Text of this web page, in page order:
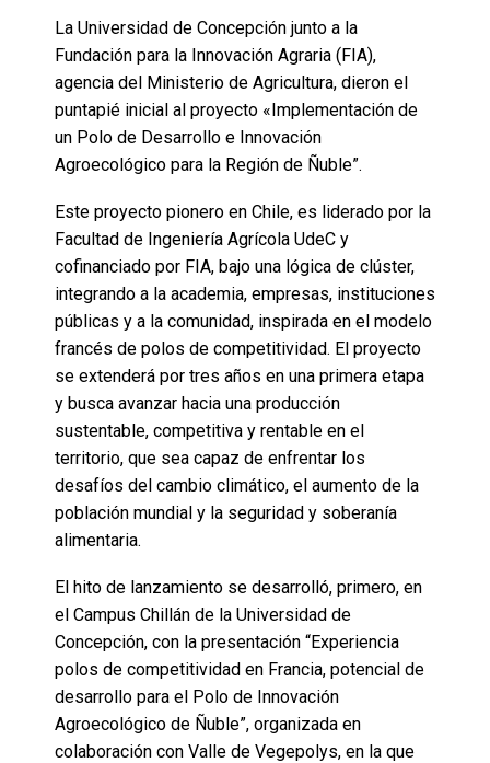
La Universidad de Concepción junto a la
Fundación para la Innovación Agraria (FIA),
agencia del Ministerio de Agricultura, dieron el
puntapié inicial al proyecto «Implementación de
un Polo de Desarrollo e Innovación
Agroecológico para la Región de Ñuble”.
Este proyecto pionero en Chile, es liderado por la
Facultad de Ingeniería Agrícola UdeC y
cofinanciado por FIA, bajo una lógica de clúster,
integrando a la academia, empresas, instituciones
públicas y a la comunidad, inspirada en el modelo
francés de polos de competitividad. El proyecto
se extenderá por tres años en una primera etapa
y busca avanzar hacia una producción
sustentable, competitiva y rentable en el
territorio, que sea capaz de enfrentar los
desafíos del cambio climático, el aumento de la
población mundial y la seguridad y soberanía
alimentaria.
El hito de lanzamiento se desarrolló, primero, en
el Campus Chillán de la Universidad de
Concepción, con la presentación “Experiencia
polos de competitividad en Francia, potencial de
desarrollo para el Polo de Innovación
Agroecológico de Ñuble”, organizada en
colaboración con Valle de Vegepolys, en la que